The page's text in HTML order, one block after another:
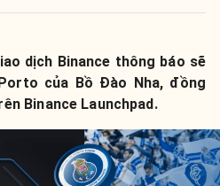
dịch Binance thông báo sẽ
của Bồ Đào Nha, đồng
Binance Launchpad.